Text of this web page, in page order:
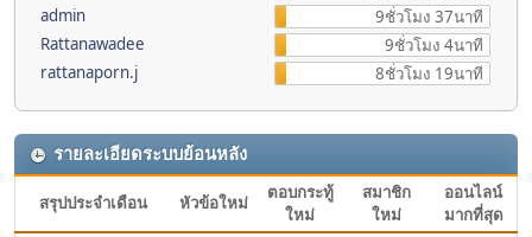
admin
9ชั่วโมง 37นาที
Rattanawadee
9ชั่วโมง 4นาที
rattanaporn.j
8ชั่วโมง 19นาที
รายละเอียดระบบย้อนหลัง
สรุปประจำเดือน หัวข้อใหม่
ตอบกระทู้
ใหม่
สมาชิก
ใหม่
ออนไลน์
มากที่สุด